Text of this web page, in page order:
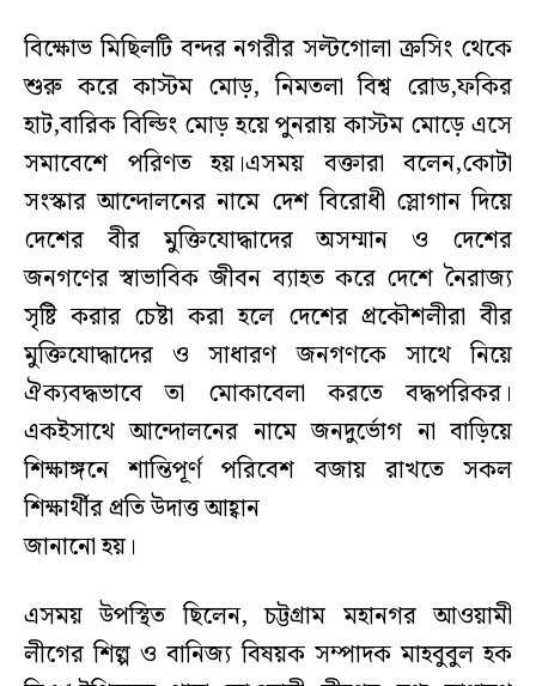
বিক্ষোভ মিছিলটি বন্দর নগরীর সল্টগোলা ক্রসিং থেকে
শুরু করে কাস্টম মোড়, নিমতলা বিশ্ব রোড,ফকির
হাট,বারিক বিল্ডিং মোড় হয়ে পুনরায় কাস্টম মোড়ে এসে
সমাবেশে পরিণত হয়।এসময় বক্তারা বলেন,কোটা
সংস্কার আন্দোলনের নামে দেশ বিরোধী স্লোগান দিয়ে
দেশের বীর মুক্তিযোদ্ধাদের অসম্মান ও দেশের
জনগণের স্বাভাবিক জীবন ব্যাহত করে দেশে নৈরাজ্য
সৃষ্টি করার চেষ্টা করা হলে দেশের প্রকৌশলীরা বীর
মুক্তিযোদ্ধাদের ও সাধারণ জনগণকে সাথে নিয়ে
ঐক্যবদ্ধভাবে তা মোকাবেলা করতে বদ্ধপরিকর।
একইসাথে আন্দোলনের নামে জনদুর্ভোগ না বাড়িয়ে
শিক্ষাঙ্গনে শান্তিপূর্ণ পরিবেশ বজায় রাখতে সকল
শিক্ষার্থীর প্রতি উদাত্ত আহ্বান
জানানো হয়।
এসময় উপস্থিত ছিলেন, চট্টগ্রাম মহানগর আওয়ামী
লীগের শিল্প ও বানিজ্য বিষয়ক সম্পাদক মাহবুবুল হক